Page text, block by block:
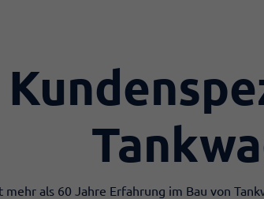
mehr als 60 Jahre Erfahrung im Bau von